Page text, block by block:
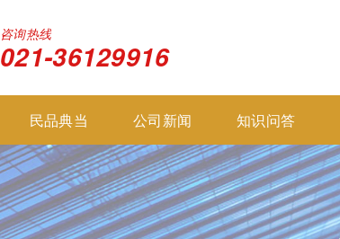
咨询热线
021-36129916
民品典当 公司新闻 知识问答